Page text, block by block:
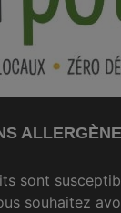
sont
souhaitez